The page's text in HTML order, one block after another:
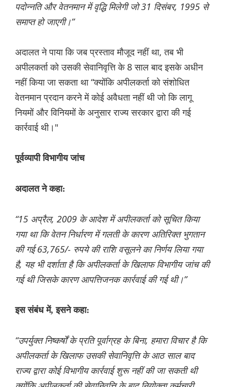
पदोन्नति और वेतनमान में वृद्धि मिलेगी जो 31 दिसंबर, 1995 से
समाप्त हो जाएगी।”
अदालत ने पाया कि जब प्रस्ताव मौजूद नहीं था, तब भी
अपीलकर्ता को उसकी सेवानिवृत्ति के 8 साल बाद इसके अधीन
नहीं किया जा सकता था “क्योंकि अपीलकर्ता को संशोधित
वेतनमान प्रदान करने में कोई अवैधता नहीं थी जो कि लागू
नियमों और विनियमों के अनुसार राज्य सरकार द्वारा की गई
कार्रवाई थी।"
पूर्वव्यापी विभागीय जांच
अदालत ने कहा:
“15 अप्रैल, 2009 के आदेश में अपीलकर्ता को सूचित किया
गया था कि वेतन निर्धारण में गलती के कारण अतिरिक्त भुगतान
की गई 63,765/- रुपये की राशि वसूलने का निर्णय लिया गया
है, यह भी दर्शाता है कि अपीलकर्ता के खिलाफ विभागीय जांच की
गई थी जिसके कारण आपत्तिजनक कार्रवाई की गई थी।”
इस संबंध में, इसने कहा:
“उपर्युक्त निष्कर्षों के प्रति पूर्वाग्रह के बिना, हमारा विचार है कि
अपीलकर्ता के खिलाफ उसकी सेवानिवृत्ति के आठ साल बाद
राज्य द्वारा कोई विभागीय कार्रवाई शुरू नहीं की जा सकती थी